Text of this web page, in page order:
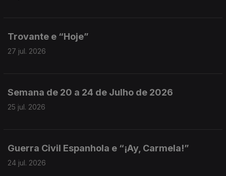
Trovante e “Hoje”
27 jul. 2026
Semana de 20 a 24 de Julho de 2026
25 jul. 2026
Guerra Civil Espanhola e “¡Ay, Carmela!”
24 jul. 2026